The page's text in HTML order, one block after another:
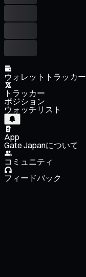
ウォレットトラッカー
トラッカー
ポジション
ウォッチリスト
App
Gate Japanについて
コミュニティ
フィードバック